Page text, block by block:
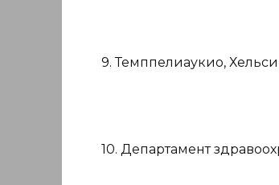
9. Темппелиаукио,
10. Департамент